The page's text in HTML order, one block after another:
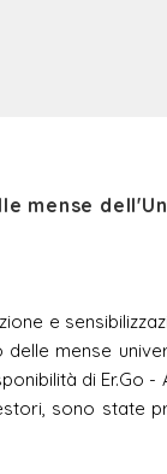
mense
e
mense
di Er.Go -
sono state